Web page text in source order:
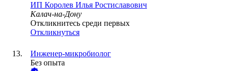
ИП Королев Илья Ростиславович
Калач-на-Дону
Откликнитесь среди первых
Откликнуться
Инженер-микробиолог
Без опыта